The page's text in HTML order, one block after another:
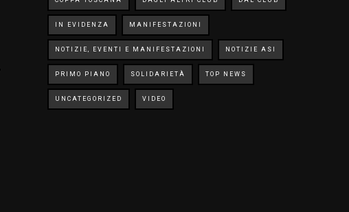
IN EVIDENZA MANIFESTAZIONI
NOTIZIE, EVENTI E MANIFESTAZIONI NOTIZIE ASI
PRIMO PIANO SOLIDARIETÀ TOP NEWS
UNCATEGORIZED VIDEO